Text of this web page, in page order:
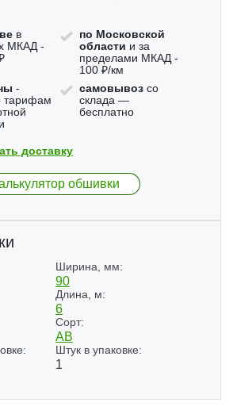
в
МКАД -
по Московской
области и за
пределами МКАД -
100 ₽/км
-
тарифам
самовывозсо
склада —
бесплатно
доставку
обшивки
Ширина, мм:
90
Длина, м:
6
Сорт:
АВ
Штук в упаковке:
1